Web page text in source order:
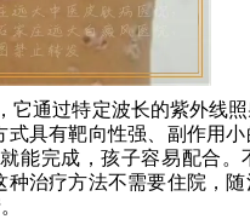
它通过特定波长的紫外线
具有靶向性强、副作用
能完成，孩子容易配合。
治疗方法不需要住院，